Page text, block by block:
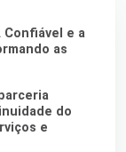
Confiável e a
as
do
e